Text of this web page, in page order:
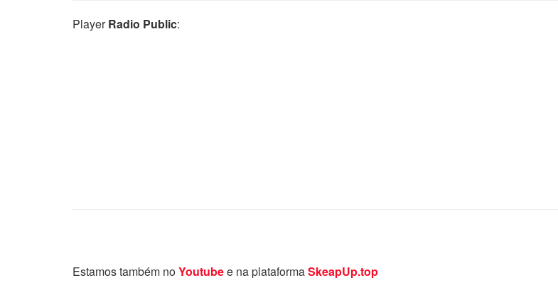
PlayerRadio Public:
Estamos também noYoutubee na plataformaSkeapUp.top